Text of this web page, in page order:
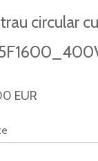
circular
EUR